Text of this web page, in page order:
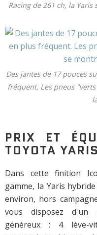
Racing de 261 ch, la
Des jantes de 17 pouces
fréquent. Les pneus
PRIX ET
TOYOTA
Dans cette finition
gamme, la Yaris
environ, hors
vous disposez d'un
généreux : 4 lève-